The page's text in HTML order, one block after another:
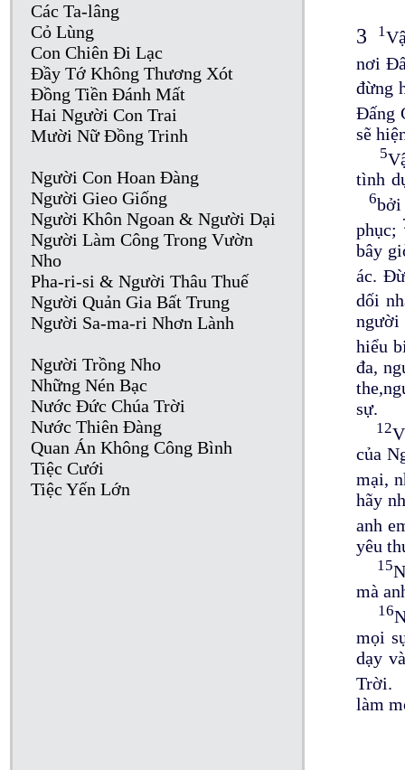
Các Ta-lâng
Cỏ Lùng
Con Chiên Đi Lạc
Đầy Tớ Không Thương Xót
Đồng Tiền Đánh Mất
Hai Người Con Trai
Mười Nữ Đồng Trinh
Người Con Hoan Đàng
Người Gieo Giống
Người Khôn Ngoan & Người Dại
Người Làm Công Trong Vườn
Nho
Pha-ri-si & Người Thâu Thuế
Người Quản Gia Bất Trung
Người Sa-ma-ri Nhơn Lành
Người Trồng Nho
Những Nén Bạc
Nước Đức Chúa Trời
Nước Thiên Đàng
Quan Án Không Công Bình
Tiệc Cưới
Tiệc Yến Lớn
3 1
nơi
đừng
Đấng
sẽ
5
tình
6bởi
phục;
bây
ác.
dối
người
hiểu
đa,
sự.
12
của
mại,
hãy
anh
yêu
15
mà
16
mọi
dạy
Trời.
làm